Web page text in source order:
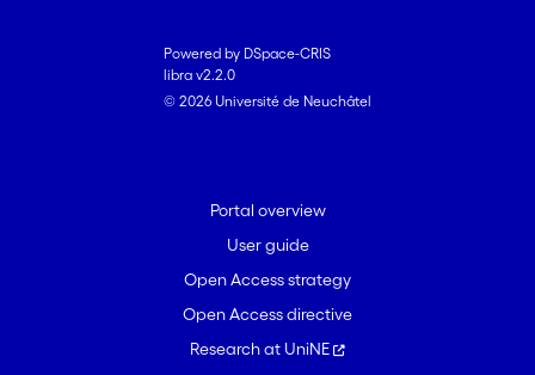
Powered by DSpace-CRIS
libra v2.2.0
© 2026 Université de Neuchâtel
Portal overview
User guide
Open Access strategy
Open Access directive
Research at UniNE